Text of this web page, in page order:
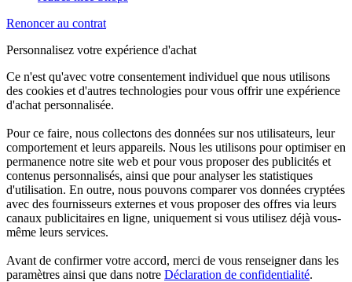
Renoncer au contrat
Personnalisez votre expérience d'achat
Ce n'est qu'avec votre consentement individuel que nous utilisons
des cookies et d'autres technologies pour vous offrir une expérience
d'achat personnalisée.
Pour ce faire, nous collectons des données sur nos utilisateurs, leur
comportement et leurs appareils. Nous les utilisons pour optimiser en
permanence notre site web et pour vous proposer des publicités et
contenus personnalisés, ainsi que pour analyser les statistiques
d'utilisation. En outre, nous pouvons comparer vos données cryptées
avec des fournisseurs externes et vous proposer des offres via leurs
canaux publicitaires en ligne, uniquement si vous utilisez déjà vous-
même leurs services.
Avant de confirmer votre accord, merci de vous renseigner dans les
paramètres ainsi que dans notre Déclaration de confidentialité.